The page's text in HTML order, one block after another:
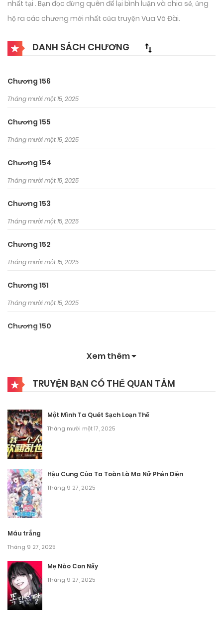
nhất tại . Bạn đọc đừng quên để lại bình luận và chia sẻ, ủng
hộ ra các chương mới nhất của truyện Vua Võ Đài.
DANH SÁCH CHƯƠNG
Chương 156
Tháng mười một 15, 2025
Chương 155
Tháng mười một 15, 2025
Chương 154
Tháng mười một 15, 2025
Chương 153
Tháng mười một 15, 2025
Chương 152
Tháng mười một 15, 2025
Chương 151
Tháng mười một 15, 2025
Chương 150
Tháng 10 8, 2025
Chương 148
Tháng 10 8, 2025
Chương 147
Chương 146
Tháng 10 8, 2025
Chương 145
Tháng 10 8, 2025
Chương 144
Tháng 10 8, 2025
Chương 143
Xem thêm
TRUYỆN BẠN CÓ THỂ QUAN TÂM
Một Mình Ta Quét Sạch Loạn Thế
Tháng mười một 17, 2025
Hậu Cung Của Ta Toàn Là Ma Nữ Phản Diện
Tháng 9 27, 2025
Máu trắng
Tháng 9 27, 2025
Mẹ Nào Con Nấy
Tháng 9 27, 2025